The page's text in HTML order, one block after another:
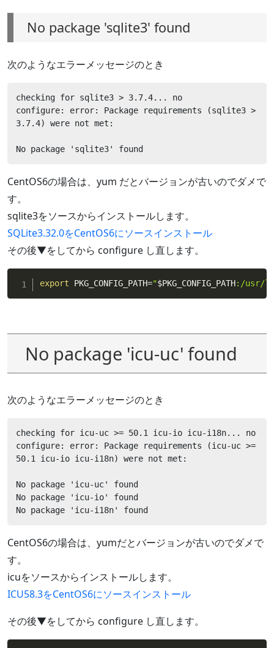
No package 'sqlite3' found
次のようなエラーメッセージのとき
checking for sqlite3 > 3.7.4... no
configure: error: Package requirements (sqlite3 >
3.7.4) were not met:
No package 'sqlite3' found
CentOS6の場合は、yum だとバージョンが古いのでダメで
す。
sqlite3をソースからインストールします。
SQLite3.32.0をCentOS6にソースインストール
その後▼をしてから configure し直します。
export PKG_CONFIG_PATH="$PKG_CONFIG_PATH:/usr/
No package 'icu-uc' found
次のようなエラーメッセージのとき
checking for icu-uc >= 50.1 icu-io icu-i18n... no
configure: error: Package requirements (icu-uc >=
50.1 icu-io icu-i18n) were not met:
No package 'icu-uc' found
No package 'icu-io' found
No package 'icu-i18n' found
CentOS6の場合は、yumだとバージョンが古いのでダメで
す。
icuをソースからインストールします。
ICU58.3をCentOS6にソースインストール
その後▼をしてから configure し直します。